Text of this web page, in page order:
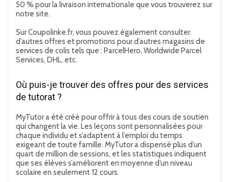
50 % pour la livraison internationale que vous trouverez sur
notre site.
Sur Coupolinke.fr, vous pouvez également consulter
d’autres offres et promotions pour d’autres magasins de
services de colis tels que : ParcelHero, Worldwide Parcel
Services, DHL, etc.
Où puis-je trouver des offres pour des services
de tutorat ?
MyTutor a été créé pour offrir à tous des cours de soutien
qui changent la vie. Les leçons sont personnalisées pour
chaque individu et s’adaptent à l’emploi du temps
exigeant de toute famille. MyTutor a dispensé plus d’un
quart de million de sessions, et les statistiques indiquent
que ses élèves s’améliorent en moyenne d’un niveau
scolaire en seulement 12 cours.